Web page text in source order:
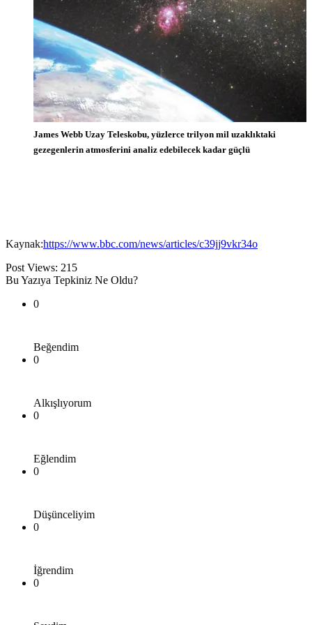
James Webb Uzay Teleskobu, yüzlerce trilyon mil uzaklıktaki
gezegenlerin atmosferini analiz edebilecek kadar güçlü
Kaynak:https://www.bbc.com/news/articles/c39jj9vkr34o
Post Views: 215
Bu Yazıya Tepkiniz Ne Oldu?
0
Beğendim
0
Alkışlıyorum
0
Eğlendim
0
Düşünceliyim
0
İğrendim
0